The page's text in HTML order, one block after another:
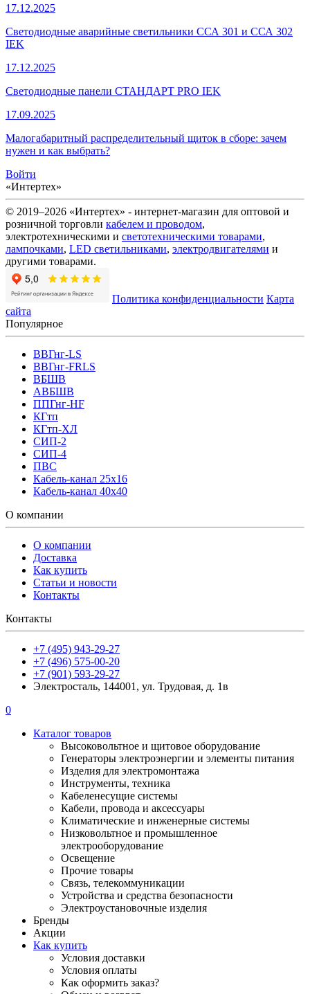
17.12.2025
Светодиодные аварийные светильники ССА 301 и ССА 302
IEK
17.12.2025
Светодиодные панели СТАНДАРТ PRO IEK
17.09.2025
Малогабаритный распределительный щиток в сборе: зачем
нужен и как выбрать?
Войти
«Интертех»
© 2019–2026 «Интертех» - интернет-магазин для оптовой и
розничной торговли кабелем и проводом,
электротехническими и светотехническими товарами,
лампочками, LED светильниками, электродвигателями и
другими товарами.
Политика конфиденциальности Карта
сайта
Популярное
ВВГнг-LS
ВВГнг-FRLS
ВБШВ
АВБШВ
ППГнг-HF
КГтп
КГтп-ХЛ
СИП-2
СИП-4
ПВС
Кабель-канал 25х16
Кабель-канал 40х40
О компании
О компании
Доставка
Как купить
Статьи и новости
Контакты
Контакты
+7 (495) 943-29-27
+7 (496) 575-00-20
+7 (901) 593-29-27
Электросталь, 144001, ул. Трудовая, д. 1в
0
Каталог товаров
Высоковольтное и щитовое оборудование
Генераторы электроэнергии и элементы питания
Изделия для электромонтажа
Инструменты, техника
Кабеленесущие системы
Кабели, провода и аксессуары
Климатические и инженерные системы
Низковольтное и промышленное
электрооборудование
Освещение
Прочие товары
Связь, телекоммуникации
Устройства и средства безопасности
Электроустановочные изделия
Бренды
Акции
Как купить
Условия доставки
Условия оплаты
Как оформить заказ?